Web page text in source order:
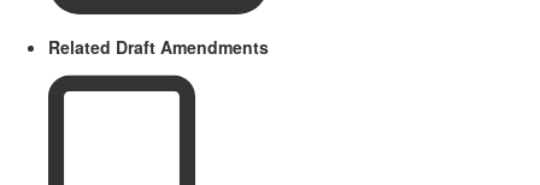
Related Draft Amendments